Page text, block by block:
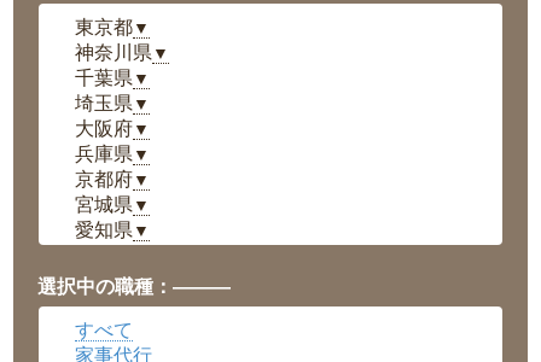
東京都▼
神奈川県 ▼
千葉県 ▼
埼玉県 ▼
大阪府▼
兵庫県 ▼
京都府▼
宮城県 ▼
愛知県 ▼
岡山県▼
広島県▼
沖縄県
選択中の職種：———
すべて
家事代行